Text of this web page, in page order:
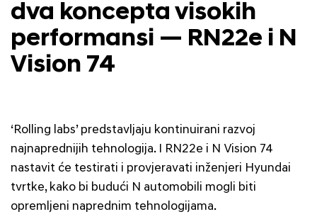
dva koncepta visokih
performansi — RN22e i N
Vision 74
‘Rolling labs’ predstavljaju kontinuirani razvoj
najnaprednijih tehnologija. I RN22e i N Vision 74
nastavit će testirati i provjeravati inženjeri Hyundai
tvrtke, kako bi budući N automobili mogli biti
opremljeni naprednim tehnologijama.